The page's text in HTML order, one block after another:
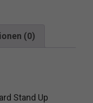
(0)
Stand Up